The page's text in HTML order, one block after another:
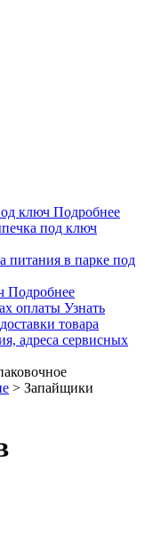
ключ Подробнее
под ключ
питания в парке под
Подробнее
оплаты Узнать
товара
адреса сервисных
> Запайщики